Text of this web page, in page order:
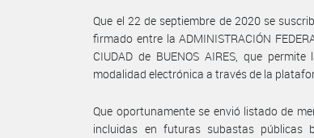
Que el 22 de septiembre de 2020 se
firmado entre la ADMINISTRACIÓN
CIUDAD de BUENOS AIRES, que
modalidad electrónica a través de la
Que oportunamente se envió listado de
incluidas en futuras subastas públicas